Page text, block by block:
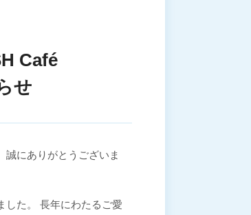
Café
せ
誠にありがとうございま
した。 長年にわたるご愛